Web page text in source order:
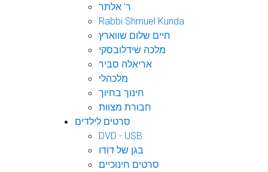
ר' אלתר
Rabbi Shmuel Kunda
חיים שלום שווארץ
מלכה שידלובסקי
אריאלה סביר
מלכהלי
חינוך בחיוך
חבורת מצוות
סרטים לילדים
DVD - USB
בגן של דודו
סרטים חינוכיים